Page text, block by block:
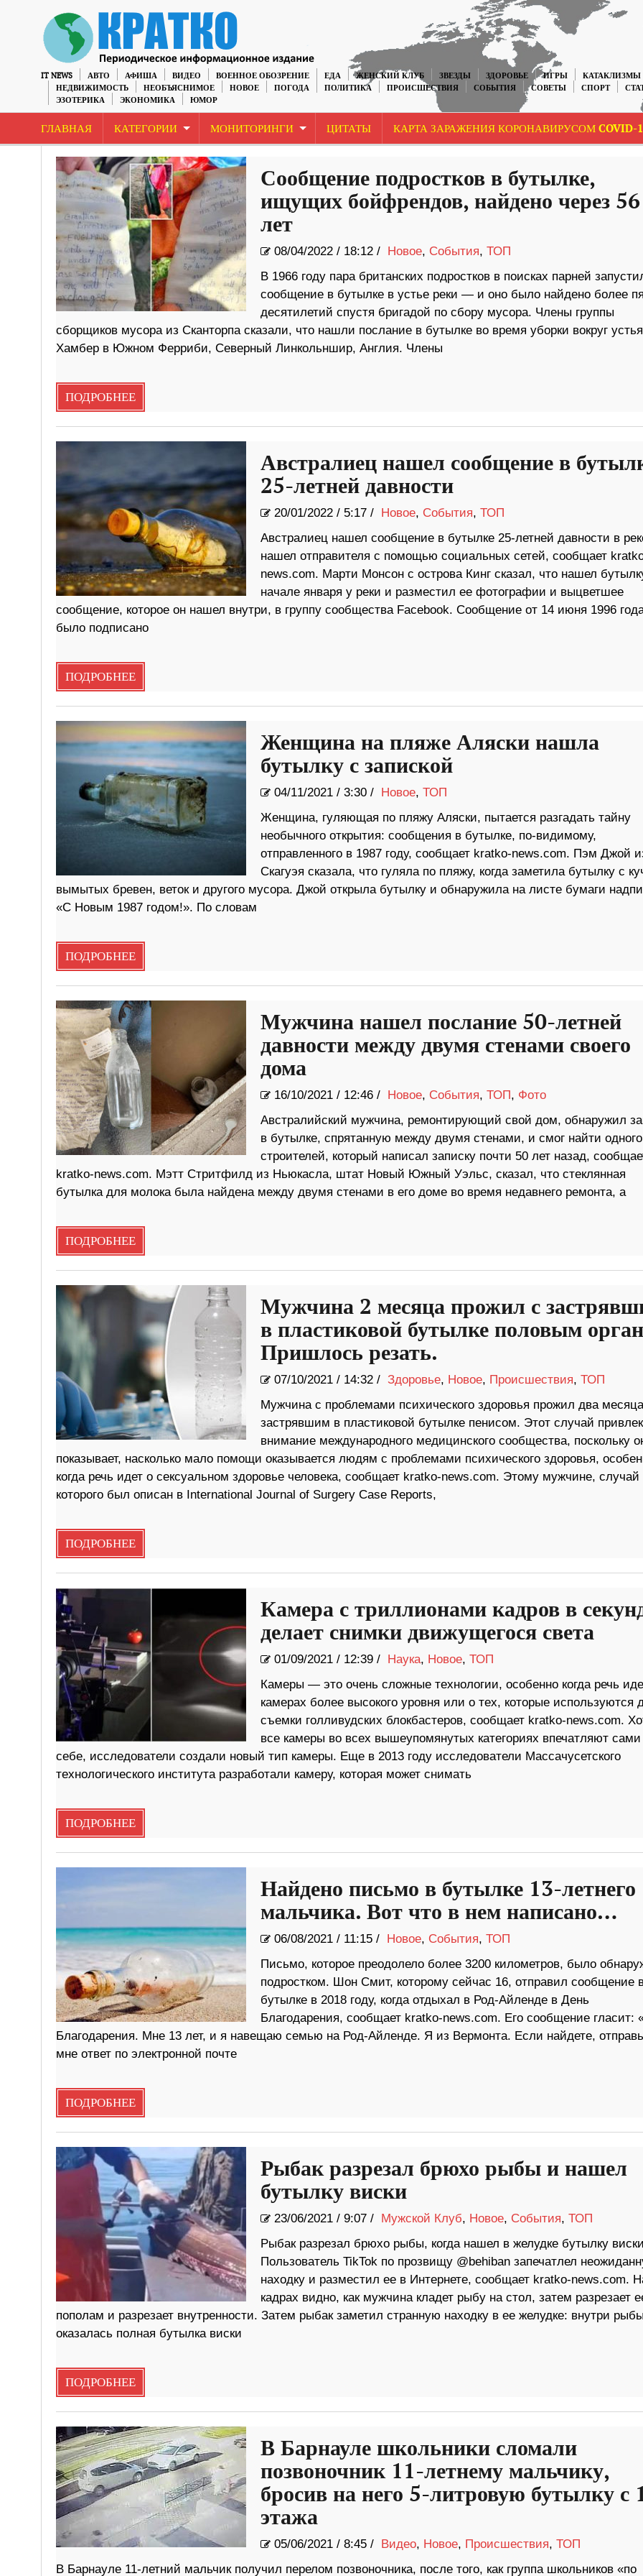
IT NEWS АВТО АФИША ВИДЕО ВОЕННОЕ ОБОЗРЕНИЕ ЕДА ЖЕНСКИЙ КЛУБ ЗВЕЗДЫ ЗДОРОВЬЕ ИГРЫ КАТАКЛИЗМЫ
НЕДВИЖИМОСТЬ
НЕОБЪЯСНИМОЕ НОВОЕ ПОГОДА ПОЛИТИКА ПРОИСШЕСТВИЯ СОБЫТИЯ СОВЕТЫ СПОРТ
ЭЗОТЕРИКА
ЭКОНОМИКА ЮМОР
ГЛАВНАЯ КАТЕГОРИИ МОНИТОРИНГИ ЦИТАТЫ КАРТА ЗАРАЖЕНИЯ КОРОНАВИРУСОМ COVID-
Сообщение подростков в бутылке,
ищущих бойфрендов, найдено через 56
лет
08/04/2022/ 18:12 / Новое, События, ТОП
В 1966 году пара британских подростков в поисках парней
сообщение в бутылке в устье реки — и оно было найдено более
десятилетий спустя бригадой по сбору мусора. Члены группы
сборщиков мусора из Сканторпа сказали, что нашли послание в бутылке во время уборки вокруг
Хамбер в Южном Ферриби, Северный Линкольншир, Англия. Члены
ПОДРОБНЕЕ
Австралиец нашел сообщение в
25-летней давности
20/01/2022/ 5:17 / Новое, События, ТОП
Австралиец нашел сообщение в бутылке 25-летней давности в
нашел отправителя с помощью социальных сетей, сообщает
news.com. Марти Монсон с острова Кинг сказал, что нашел
начале января у реки и разместил ее фотографии и выцветшее
сообщение, которое он нашел внутри, в группу сообщества Facebook. Сообщение от 14 июня 1996
было подписано
ПОДРОБНЕЕ
Женщина на пляже Аляски нашла
бутылку с запиской
04/11/2021/ 3:30 / Новое, ТОП
Женщина, гуляющая по пляжу Аляски, пытается разгадать тайну
необычного открытия: сообщения в бутылке, по-видимому,
отправленного в 1987 году, сообщает kratko-news.com. Пэм Джой
Скагуэя сказала, что гуляла по пляжу, когда заметила бутылку с
вымытых бревен, веток и другого мусора. Джой открыла бутылку и обнаружила на листе бумаги
«С Новым 1987 годом!». По словам
ПОДРОБНЕЕ
Мужчина нашел послание 50-летней
давности между двумя стенами своего
дома
16/10/2021/ 12:46 / Новое, События, ТОП, Фото
Австралийский мужчина, ремонтирующий свой дом, обнаружил
в бутылке, спрятанную между двумя стенами, и смог найти
строителей, который написал записку почти 50 лет назад,
kratko-news.com. Мэтт Стритфилд из Ньюкасла, штат Новый Южный Уэльс, сказал, что стеклянная
бутылка для молока была найдена между двумя стенами в его доме во время недавнего ремонта, а
ПОДРОБНЕЕ
Мужчина 2 месяца прожил с
в пластиковой бутылке половым
Пришлось резать.
07/10/2021/ 14:32 / Здоровье, Новое, Происшествия, ТОП
Мужчина с проблемами психического здоровья прожил два
застрявшим в пластиковой бутылке пенисом. Этот случай привлек
внимание международного медицинского сообщества, поскольку
показывает, насколько мало помощи оказывается людям с проблемами психического здоровья,
когда речь идет о сексуальном здоровье человека, сообщает kratko-news.com. Этому мужчине, случай
которого был описан в International Journal of Surgery Case Reports,
ПОДРОБНЕЕ
Камера с триллионами кадров в
делает снимки движущегося света
01/09/2021/ 12:39 / Наука, Новое, ТОП
Камеры — это очень сложные технологии, особенно когда речь
камерах более высокого уровня или о тех, которые используются
съемки голливудских блокбастеров, сообщает kratko-news.com.
все камеры во всех вышеупомянутых категориях впечатляют сами
себе, исследователи создали новый тип камеры. Еще в 2013 году исследователи Массачусетского
технологического института разработали камеру, которая может снимать
ПОДРОБНЕЕ
Найдено письмо в бутылке 13-летнего
мальчика. Вот что в нем написано…
06/08/2021/ 11:15 / Новое, События, ТОП
Письмо, которое преодолело более 3200 километров, было
подростком. Шон Смит, которому сейчас 16, отправил сообщение
бутылке в 2018 году, когда отдыхал в Род-Айленде в День
Благодарения, сообщает kratko-news.com. Его сообщение гласит:
Благодарения. Мне 13 лет, и я навещаю семью на Род-Айленде. Я из Вермонта. Если найдете,
мне ответ по электронной почте
ПОДРОБНЕЕ
Рыбак разрезал брюхо рыбы и нашел
бутылку виски
23/06/2021/ 9:07 / Мужской Клуб, Новое, События, ТОП
Рыбак разрезал брюхо рыбы, когда нашел в желудке бутылку
Пользователь TikTok по прозвищу @behiban запечатлел
находку и разместил ее в Интернете, сообщает kratko-news.com.
кадрах видно, как мужчина кладет рыбу на стол, затем разрезает
пополам и разрезает внутренности. Затем рыбак заметил странную находку в ее желудке: внутри рыбы
оказалась полная бутылка виски
ПОДРОБНЕЕ
В Барнауле школьники сломали
позвоночник 11-летнему мальчику,
бросив на него 5-литровую бутылку с
этажа
05/06/2021/ 8:45 / Видео, Новое, Происшествия, ТОП
В Барнауле 11-летний мальчик получил перелом позвоночника, после того, как группа школьников «по